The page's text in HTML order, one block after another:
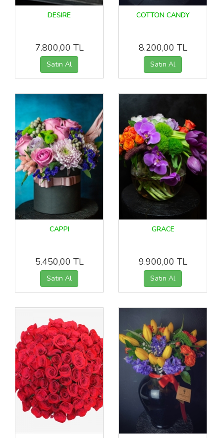
DESIRE
7.800,00 TL
COTTON CANDY
8.200,00 TL
CAPPI
5.450,00 TL
GRACE
9.900,00 TL